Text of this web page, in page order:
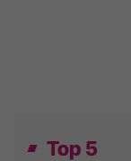
Top 5